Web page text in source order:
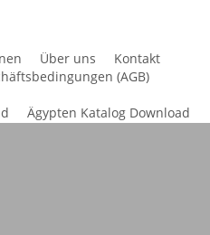
Über uns
Kontakt
(AGB)
Ägypten Katalog Download